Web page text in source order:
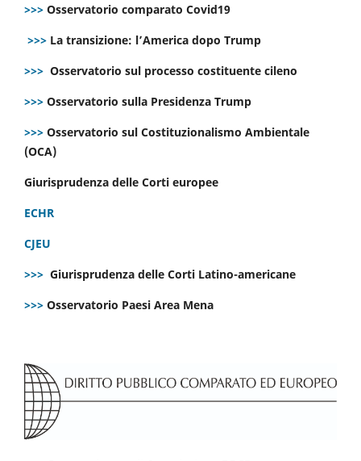
>>> Osservatorio comparato Covid19
>>> La transizione: l’America dopo Trump
>>> Osservatorio sul processo costituente cileno
>>> Osservatorio sulla Presidenza Trump
>>> Osservatorio sul Costituzionalismo Ambientale
(OCA)
Giurisprudenza delle Corti europee
ECHR
CJEU
>>> Giurisprudenza delle Corti Latino-americane
>>> Osservatorio Paesi Area Mena